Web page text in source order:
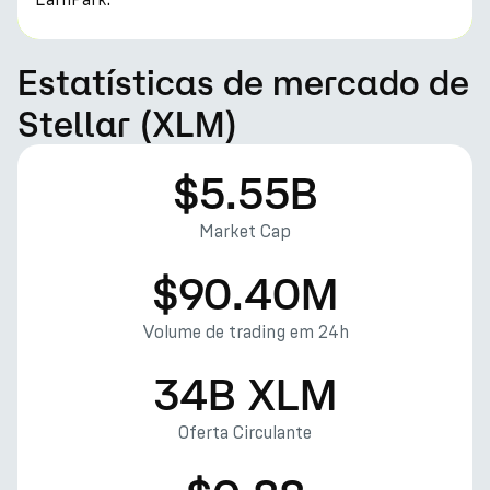
Estatísticas de mercado de
Stellar (XLM)
$5.55B
Market Cap
$90.40M
Volume de trading em 24h
34B XLM
Oferta Circulante